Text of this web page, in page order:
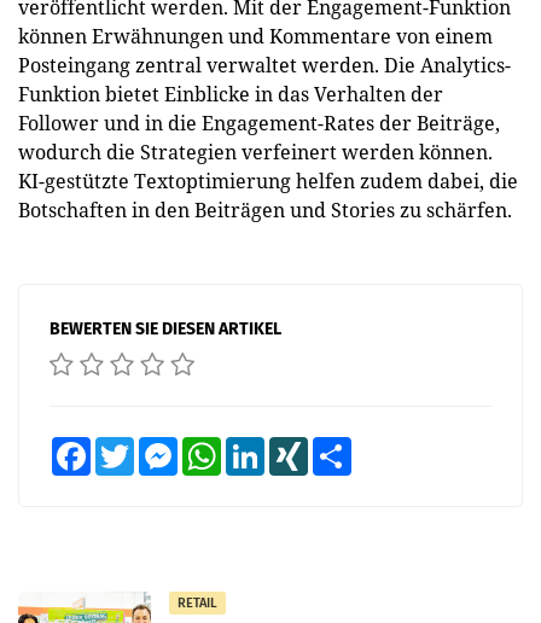
veröffentlicht werden. Mit der Engagement-Funktion
können Erwähnungen und Kommentare von einem
Posteingang zentral verwaltet werden. Die Analytics-
Funktion bietet Einblicke in das Verhalten der
Follower und in die Engagement-Rates der Beiträge,
wodurch die Strategien verfeinert werden können.
KI-gestützte Textoptimierung helfen zudem dabei, die
Botschaften in den Beiträgen und Stories zu schärfen.
BEWERTEN SIE DIESEN ARTIKEL
FacebookTwitter MessengerWhatsAppLinkedInXING
RETAIL